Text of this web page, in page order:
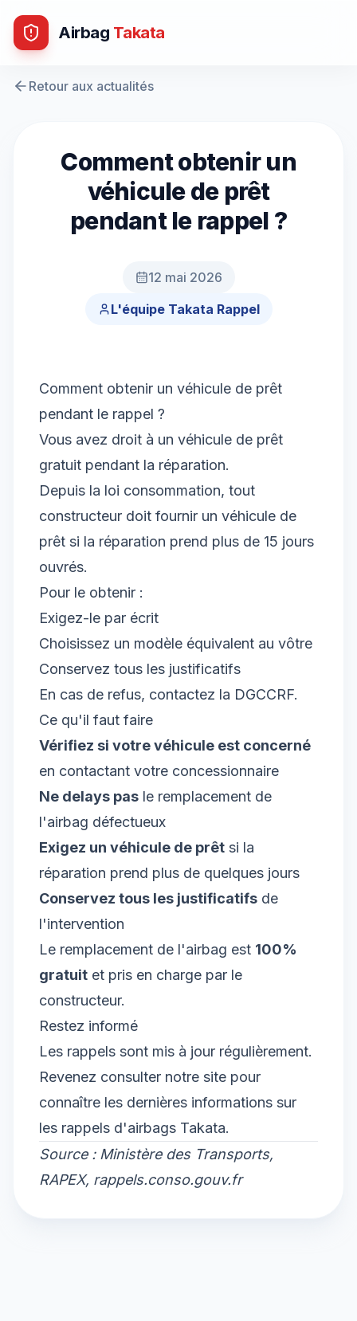
Airbag Takata
Retour aux actualités
Comment obtenir un
véhicule de prêt
pendant le rappel ?
12 mai 2026
L'équipe Takata Rappel
Comment obtenir un véhicule de prêt
pendant le rappel ?
Vous avez droit à un véhicule de prêt
gratuit pendant la réparation.
Depuis la loi consommation, tout
constructeur doit fournir un véhicule de
prêt si la réparation prend plus de 15 jours
ouvrés.
Pour le obtenir :
Exigez-le par écrit
Choisissez un modèle équivalent au vôtre
Conservez tous les justificatifs
En cas de refus, contactez la DGCCRF.
Ce qu'il faut faire
Vérifiez si votre véhicule est concerné
en contactant votre concessionnaire
Ne delays pas le remplacement de
l'airbag défectueux
Exigez un véhicule de prêt si la
réparation prend plus de quelques jours
Conservez tous les justificatifs de
l'intervention
Le remplacement de l'airbag est 100%
gratuit et pris en charge par le
constructeur.
Restez informé
Les rappels sont mis à jour régulièrement.
Revenez consulter notre site pour
connaître les dernières informations sur
les rappels d'airbags Takata.
Source : Ministère des Transports,
RAPEX, rappels.conso.gouv.fr